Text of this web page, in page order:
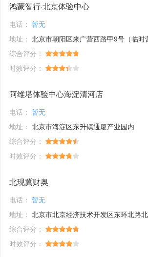
鸿蒙智行·北京体验中心
电话： 暂无
地址： 北京市朝阳区来广营西路甲9号（临时
综合评分：
时效评分：
阿维塔体验中心海淀清河店
电话： 暂无
地址： 北京市海淀区东升镇通厦产业园内
综合评分：
时效评分：
北现冀财奥
电话： 暂无
地址： 北京市北京经济技术开发区东环北路
综合评分：
时效评分：